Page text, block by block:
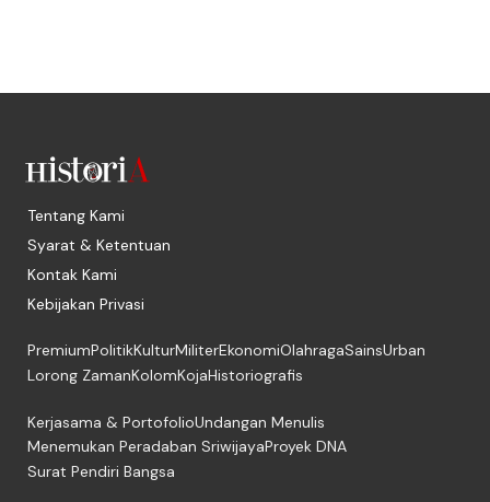
Tentang Kami
Syarat & Ketentuan
Kontak Kami
Kebijakan Privasi
PremiumPolitikKulturMiliterEkonomiOlahragaSainsUrban
Lorong ZamanKolomKojaHistoriografis
Kerjasama & PortofolioUndangan Menulis
Menemukan Peradaban SriwijayaProyek DNA
Surat Pendiri Bangsa